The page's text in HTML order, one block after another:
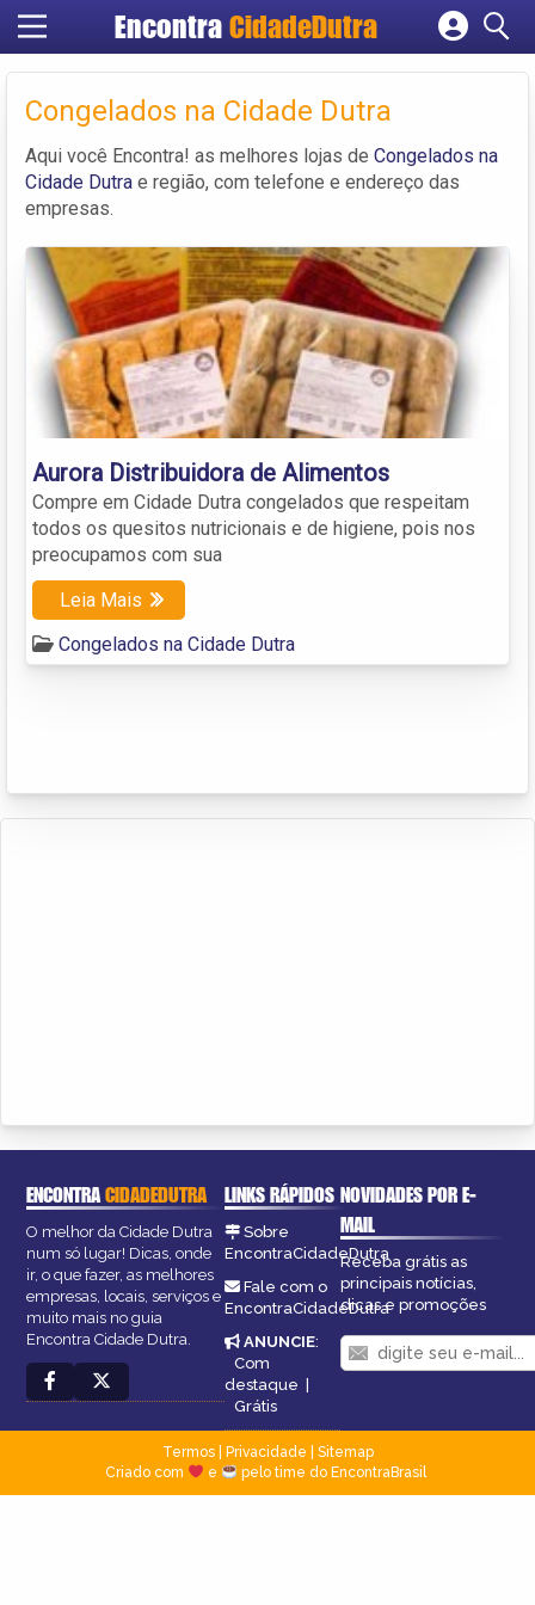
Encontra CidadeDutra
Cadastrar empresa
Criar conta
Congelados na Cidade Dutra
Aqui você Encontra! as melhores lojas de Congelados na
Cidade Dutra e região, com telefone e endereço das
empresas.
Aurora Distribuidora de Alimentos
Compre em Cidade Dutra congelados que respeitam
todos os quesitos nutricionais e de higiene, pois nos
preocupamos com sua
Leia Mais
Congelados na Cidade Dutra
ENCONTRACIDADEDUTRA
O melhor da Cidade Dutra
num só lugar! Dicas, onde
ir, o que fazer, as melhores
empresas, locais, serviços e
muito mais no guia
Encontra Cidade Dutra.
LINKS RÁPIDOS
Sobre
EncontraCidadeDutra
Fale com o
EncontraCidadeDutra
ANUNCIE:
Com
destaque |
Grátis
NOVIDADES POR E-
MAIL
Receba grátis as
principais notícias,
dicas e promoções
Termos| Privacidade
Sitemap
Criado com
e pelo time do EncontraBrasil